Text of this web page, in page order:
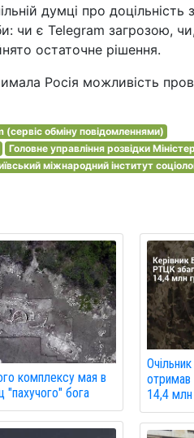
думці про доцільність
чи є Telegram загрозою,
остаточне рішення.
Росія можливість
(сервіс обміну повідомленнями)
Головне управління розвідки
міжнародний інститут
комплексу мая в
"пахучого" бога
отримав
14,4 млн